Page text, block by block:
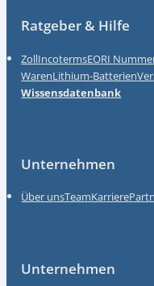
Ratgeber & Hilfe
ZollIncotermsEORI
WarenLithium-Batterien
Wissensdatenbank
Unternehmen
Über unsTeamKarriere
Unternehmen